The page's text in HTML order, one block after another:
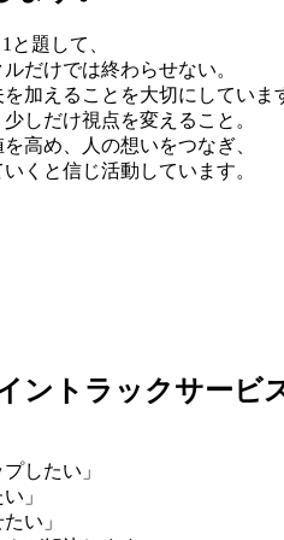
題して、
だけでは終わらせない。
加えることを大切にしていま
しだけ視点を変えること。
高め、人の想いをつなぎ、
くと信じ活動しています。
ントラックサービ
したい」
」
い」